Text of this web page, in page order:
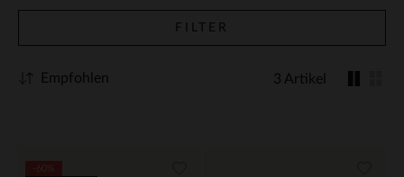
FILTER
3 Artikel
Empfohlen